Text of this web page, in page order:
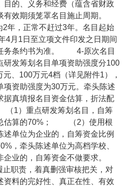
目的、义务和经费（蕴含省财政
效期须笼罩名目施止周期。
年，正常不赶过3年。名目起始
4月1日至立项文件印发之日期间
条约书为准。
4-原次名目
研发筹划名目单项资助强度分100
、100万元4档（详见附件1），
项资助强度为30万元。牵头陈述
据真填报名目资金估算，折法配
1）重点研发筹划名目，自筹
算的70%；
（2）使用根
述单位为企业的，自筹资金比例
，牵头陈述单位为高档学校、
业的，自筹资金不做要求。
职责，着真删强审核把关，对
资料的完好性、真正在性、有效